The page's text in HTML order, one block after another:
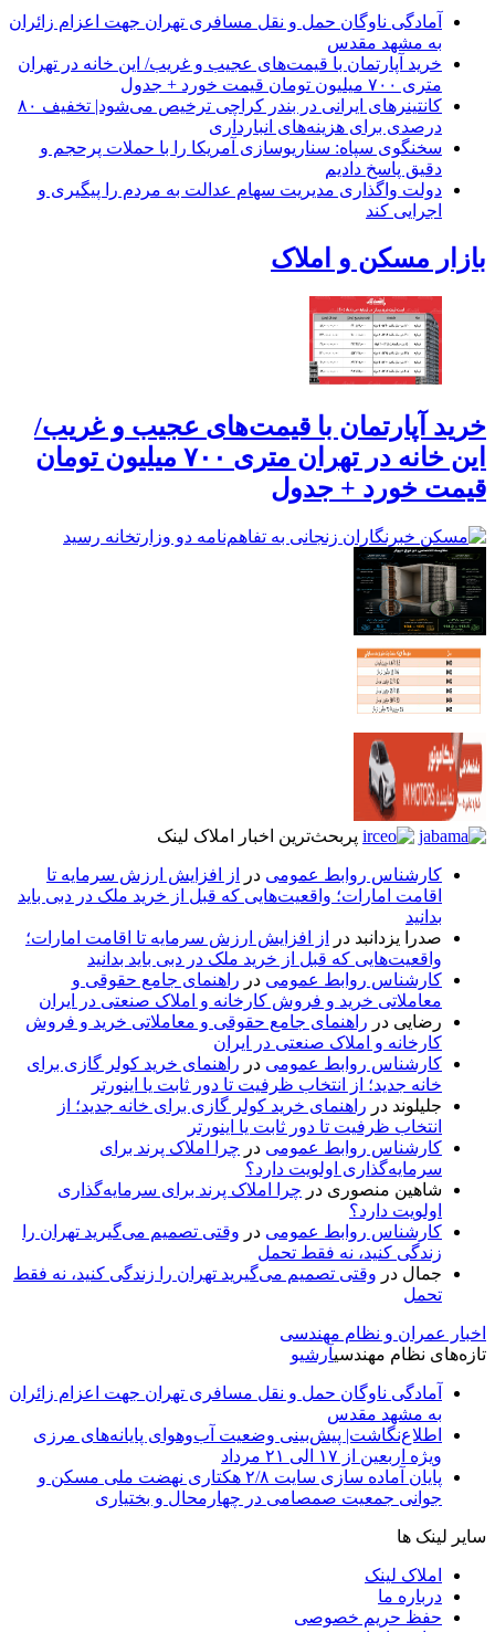
آمادگی ناوگان حمل و نقل مسافری تهران جهت اعزام زائران
به مشهد مقدس
خرید آپارتمان با قیمت‌های عجیب و غریب/ این خانه در تهران
متری ۷۰۰ میلیون تومان قیمت خورد + جدول
کانتینرهای ایرانی در بندر کراچی ترخیص می‌شود| تخفیف ۸۰
درصدی برای هزینه‌های انبارداری
سخنگوی سپاه: سناریوسازی آمریکا را با حملات پرحجم‌‌ و
دقیق‌ پاسخ دادیم
دولت واگذاری مدیریت سهام عدالت به مردم را پیگیری و
اجرایی کند
بازار مسکن و املاک
خرید آپارتمان با قیمت‌های عجیب و غریب/
این خانه در تهران متری ۷۰۰ میلیون تومان
قیمت خورد + جدول
پربحث‌ترین اخبار املاک لینک
کارشناس روابط عمومی در
از افزایش ارزش سرمایه تا
اقامت امارات؛ واقعیت‌هایی که قبل از خرید ملک در دبی باید
بدانید
صدرا یزدانبد در
از افزایش ارزش سرمایه تا اقامت امارات؛
واقعیت‌هایی که قبل از خرید ملک در دبی باید بدانید
کارشناس روابط عمومی در راهنمای جامع حقوقی و
معاملاتی خرید و فروش کارخانه و املاک صنعتی در ایران
رضایی در راهنمای جامع حقوقی و معاملاتی خرید و فروش
کارخانه و املاک صنعتی در ایران
کارشناس روابط عمومی در راهنمای خرید کولر گازی برای
خانه جدید؛ از انتخاب ظرفیت تا دور ثابت یا اینورتر
جلیلوند در راهنمای خرید کولر گازی برای خانه جدید؛ از
انتخاب ظرفیت تا دور ثابت یا اینورتر
کارشناس روابط عمومی در چرا املاک پرند برای
سرمایه‌گذاری اولویت دارد؟
شاهین منصوری در چرا املاک پرند برای سرمایه‌گذاری
اولویت دارد؟
کارشناس روابط عمومی در وقتی تصمیم می‌گیرید تهران را
زندگی کنید، نه فقط تحمل
جمال در وقتی تصمیم می‌گیرید تهران را زندگی کنید، نه فقط
تحمل
اخبار عمران و نظام مهندسی
تازه‌های نظام مهندسیآرشیو
آمادگی ناوگان حمل و نقل مسافری تهران جهت اعزام زائران
به مشهد مقدس
اطلاع‌نگاشت| پیش‌بینی وضعیت آب‌وهوای پایانه‌های مرزی
ویژه اربعین از ۱۷ الی ۲۱ مرداد
پایان آماده‌ سازی سایت ۲/۸ هکتاری نهضت ملی مسکن و
جوانی جمعیت صمصامی در چهارمحال و بختیاری
سایر لینک ها
املاک لینک
درباره ما
حفظ حریم خصوصی